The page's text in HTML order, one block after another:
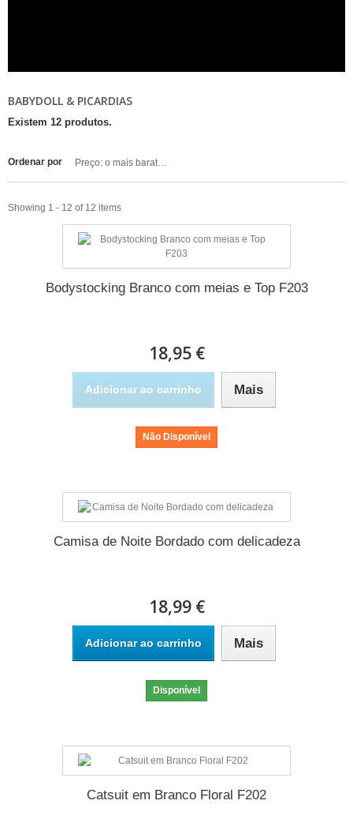
BABYDOLL & PICARDIAS
Existem 12 produtos.
Ordenar por Preço: o mais barato primeiro
Showing 1 - 12 of 12 items
Bodystocking Branco com meias e Top F203
18,95 €
Adicionar ao carrinho Mais
Não Disponível
Camisa de Noite Bordado com delicadeza
18,99 €
Adicionar ao carrinho Mais
Disponível
Catsuit em Branco Floral F202